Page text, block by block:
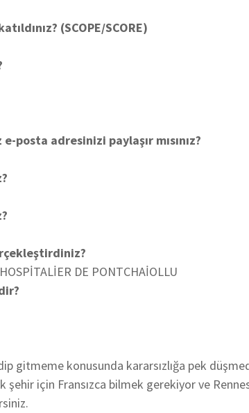
(SCOPE/SCORE)
adresinizi paylaşır mısınız?
DE PONTCHAİOLLU
gitmeme konusunda kararsızlığa pek
için Fransızca bilmek gerekiyor ve